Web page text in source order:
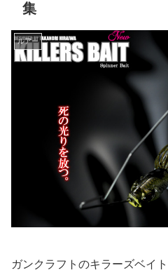
集
ルアー
ガンクラフトのキラーズベイ